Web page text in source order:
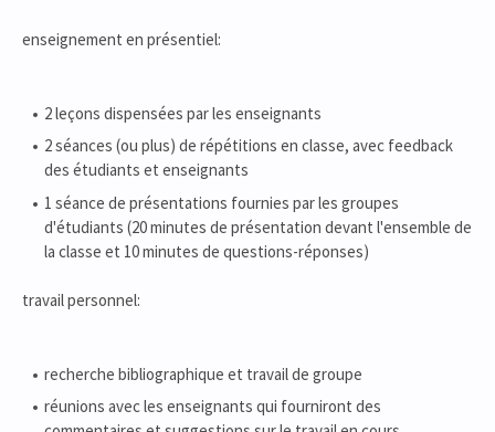
enseignement en présentiel:
2 leçons dispensées par les enseignants
2 séances (ou plus) de répétitions en classe, avec feedback
des étudiants et enseignants
1 séance de présentations fournies par les groupes
d'étudiants (20 minutes de présentation devant l'ensemble de
la classe et 10 minutes de questions-réponses)
travail personnel:
recherche bibliographique et travail de groupe
réunions avec les enseignants qui fourniront des